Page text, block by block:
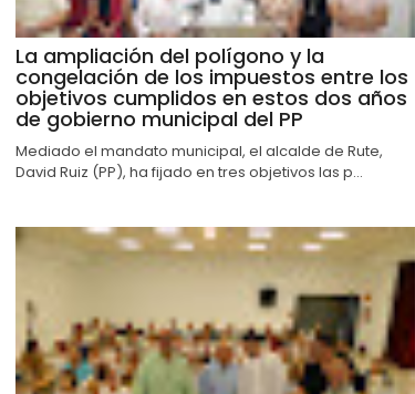
La ampliación del polígono y la
congelación de los impuestos entre los
objetivos cumplidos en estos dos años
de gobierno municipal del PP
Mediado el mandato municipal, el alcalde de Rute,
David Ruiz (PP), ha fijado en tres objetivos las p...